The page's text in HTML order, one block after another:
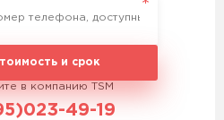
и срок
в компанию TSM
49-19